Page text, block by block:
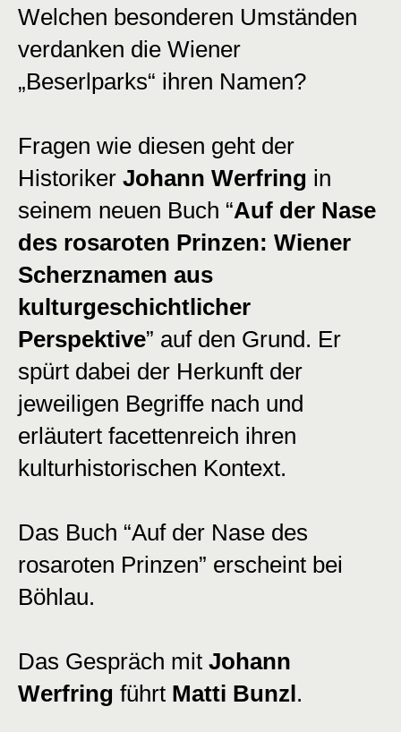
Welchen besonderen Umständen
verdanken die Wiener
„Beserlparks“ ihren Namen?
Fragen wie diesen geht der
Historiker Johann Werfring in
seinem neuen Buch “Auf der Nase
des rosaroten Prinzen: Wiener
Scherznamen aus
kulturgeschichtlicher
Perspektive” auf den Grund. Er
spürt dabei der Herkunft der
jeweiligen Begriffe nach und
erläutert facettenreich ihren
kulturhistorischen Kontext.
Das Buch “Auf der Nase des
rosaroten Prinzen” erscheint bei
Böhlau.
Das Gespräch mit Johann
Werfring führt Matti Bunzl.